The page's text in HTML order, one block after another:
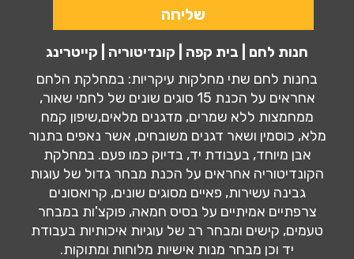
חנות לחם | בית קפה | קונדיטוריה | קייטרינג
בחנות לחם שתי מחלקות עיקריות: במחלקת הלחם
אחראים על הכנת 15 סוגים שונים של לחמי שאור,
ממחמצות ללא שמרים, מדגנים מלאים,שיפון קמח
מלא, כוסמין ושאר דגנים משובחים, אשר נאפים בתנור
אבן מיוחד, בעבודת יד, בדיוק כמו פעם. במחלקת
הקונדיטוריה אחראים על הכנת מבחר גדול של עוגות
גבינה עשירות, פאיים מסוגים שונים, קרואסונים
צרפתיים אמיתיים על בסיס חמאה, פוקצ'ות במבחר
טעמים, קישים ומבחר רב של עוגיות איכותיות בעבודת
יד וכן מבחר מנות אישיות מלוחות ומתוקות.